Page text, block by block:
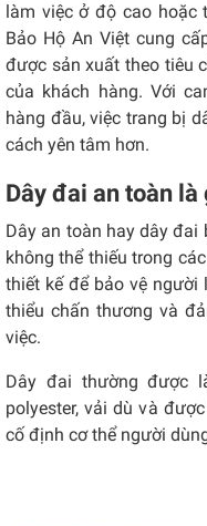
làm việc ở độ cao hoặc
Bảo Hộ An Việt cung
được sản xuất theo tiêu
của khách hàng. Với
hàng đầu, việc trang bị
cách yên tâm hơn.
Dây đai an toàn là
Dây an toàn hay dây đai
không thể thiếu trong
thiết kế để bảo vệ người
thiểu chấn thương và
việc.
Dây đai thường được
polyester, vải dù và
cố định cơ thể người